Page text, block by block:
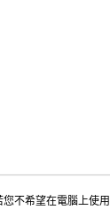
不希望在電腦上使